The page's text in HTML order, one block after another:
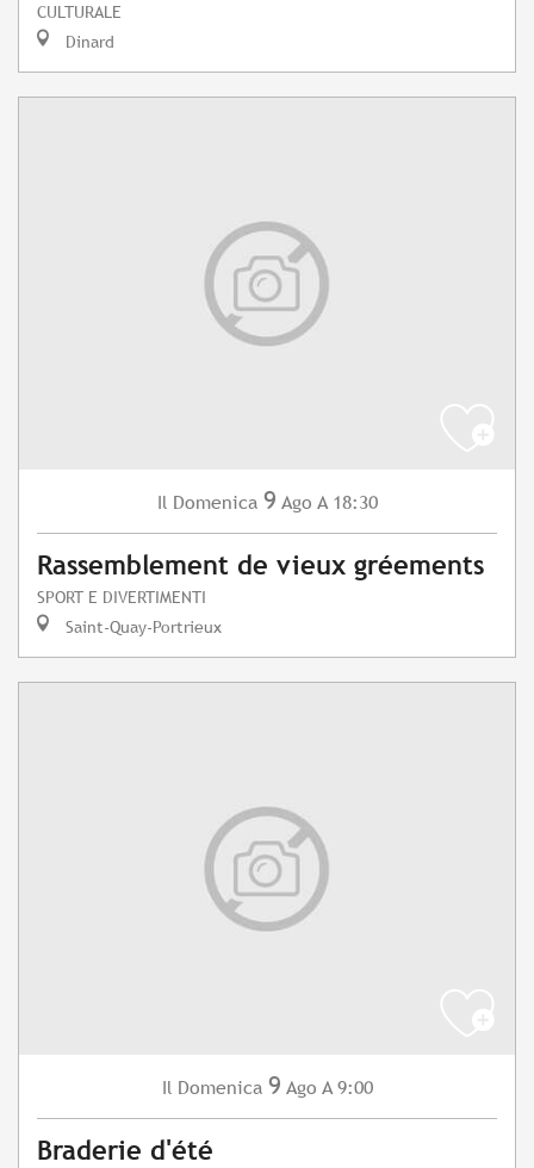
CULTURALE
Dinard
Il Domenica 9 Ago A 18:30
Rassemblement de vieux gréements
SPORT E DIVERTIMENTI
Saint-Quay-Portrieux
Il Domenica 9 Ago A 9:00
Braderie d'été